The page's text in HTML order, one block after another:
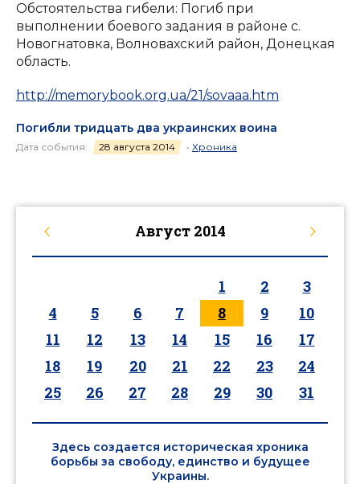
Обстоятельства гибели: Погиб при
выполнении боевого задания в районе с.
Новогнатовка, Волновахский район, Донецкая
область.
http://memorybook.org.ua/21/sovaaa.htm
Погибли тридцать два украинских воина
Дата события: 28 августа 2014 • Хроника
Август 2014
1 2
3
4
5 6 7 8 9
10
11
12 13 14 15 16
17
18
19 20 21 22 23
24
25
26 27 28 29 30 31
Здесь создается историческая хроника
борьбы за свободу, единство и будущее
Украины.